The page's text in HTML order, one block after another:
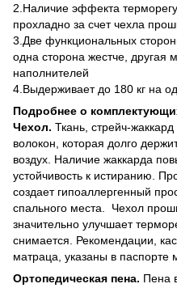
2.Наличие эффекта
прохладно за счет чехла
3.Две функциональных
одна сторона жестче, другая
наполнителей
4.Выдерживает до 180 кг на
Подробнее о
Чехол. Ткань, стрейч-
волокон, которая долго
воздух. Наличие жаккарда
устойчивость к истиранию.
создает гипоаллергенный
спального места. Чехол
значительно улучшает
снимается. Рекомендации,
матраца, указаны в паспорте
Ортопедическая пена. Пена